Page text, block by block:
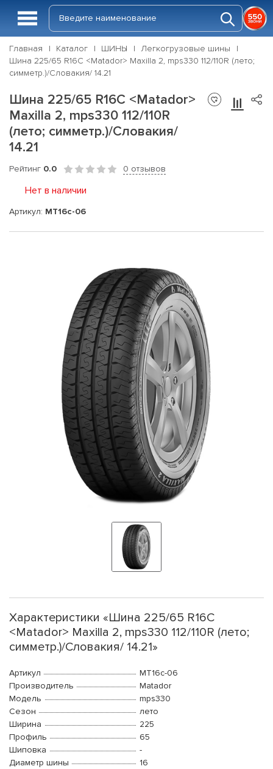
Главная Каталог ШИНЫ
Легкогрузовые шины
Шина 225/65 R16C <Matador> Maxilla 2, mps330 112/110R (лето;
симметр.)/Словакия/ 14.21
Шина 225/65 R16C <Matador>
Maxilla 2, mps330 112/110R
(лето; симметр.)/Словакия/
14.21
Рейтинг 0.0 0 отзывов
Нет в наличии
Артикул: MT16c-06
Характеристики «Шина 225/65 R16C
<Matador> Maxilla 2, mps330 112/110R (лето;
симметр.)/Словакия/ 14.21»
Артикул
MT16c-06
Производитель
Matador
Модель
mps330
Сезон
лето
Ширина
225
Профиль
65
Шиповка
-
Диаметр шины
16